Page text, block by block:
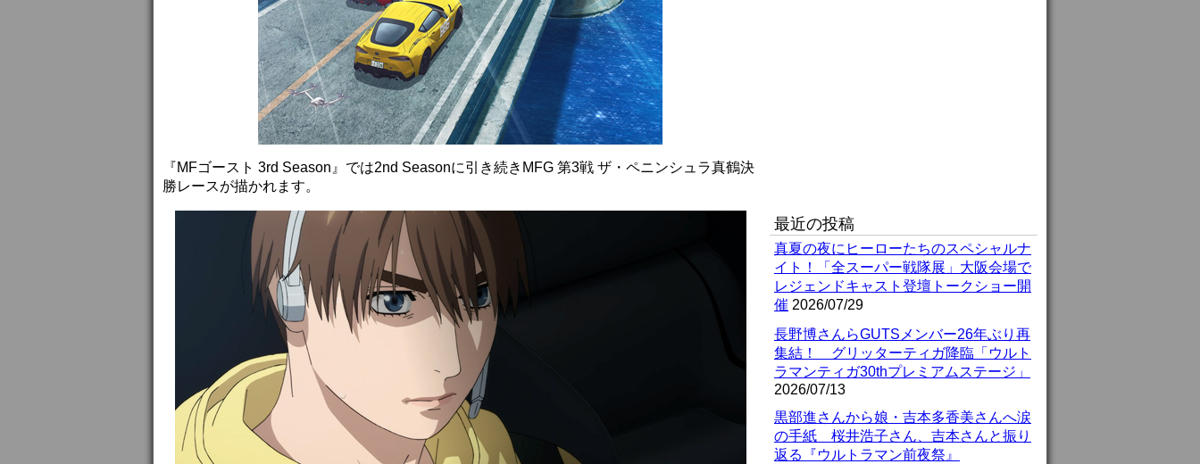
『MFゴースト 3rd Season』では2nd Seasonに引き続きMFG 第3戦 ザ・ペニンシュラ真鶴決
勝レースが描かれます。
最近の投稿
真夏の夜にヒーローたちのスペシャルナ
イト！「全スーパー戦隊展」大阪会場で
レジェンドキャスト登壇トークショー開
催 2026/07/29
長野博さんらGUTSメンバー26年ぶり再
集結！ グリッターティガ降臨「ウルト
ラマンティガ30thプレミアムステージ」
2026/07/13
黒部進さんから娘・吉本多香美さんへ涙
の手紙 桜井浩子さん、吉本さんと振り
返る『ウルトラマン前夜祭』